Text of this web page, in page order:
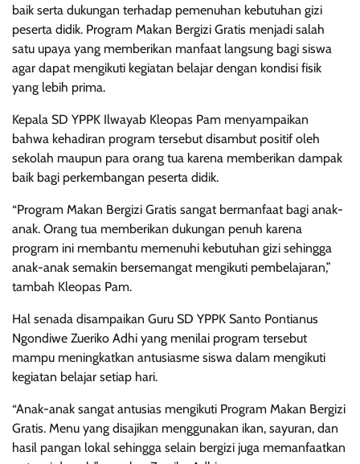
baik serta dukungan terhadap pemenuhan kebutuhan gizi
peserta didik. Program Makan Bergizi Gratis menjadi salah
satu upaya yang memberikan manfaat langsung bagi siswa
agar dapat mengikuti kegiatan belajar dengan kondisi fisik
yang lebih prima.
Kepala SD YPPK Ilwayab Kleopas Pam menyampaikan
bahwa kehadiran program tersebut disambut positif oleh
sekolah maupun para orang tua karena memberikan dampak
baik bagi perkembangan peserta didik.
“Program Makan Bergizi Gratis sangat bermanfaat bagi anak-
anak. Orang tua memberikan dukungan penuh karena
program ini membantu memenuhi kebutuhan gizi sehingga
anak-anak semakin bersemangat mengikuti pembelajaran,”
tambah Kleopas Pam.
Hal senada disampaikan Guru SD YPPK Santo Pontianus
Ngondiwe Zueriko Adhi yang menilai program tersebut
mampu meningkatkan antusiasme siswa dalam mengikuti
kegiatan belajar setiap hari.
“Anak-anak sangat antusias mengikuti Program Makan Bergizi
Gratis. Menu yang disajikan menggunakan ikan, sayuran, dan
hasil pangan lokal sehingga selain bergizi juga memanfaatkan